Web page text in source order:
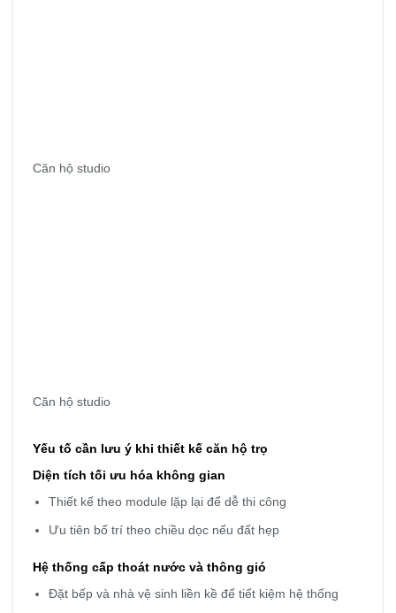
Căn hộ studio
Căn hộ studio
Yếu tố cần lưu ý khi thiết kế căn hộ trọ
Diện tích tối ưu hóa không gian
Thiết kế theo module lặp lại để dễ thi công
Ưu tiên bố trí theo chiều dọc nếu đất hẹp
Hệ thống cấp thoát nước và thông gió
Đặt bếp và nhà vệ sinh liền kề để tiết kiệm hệ thống